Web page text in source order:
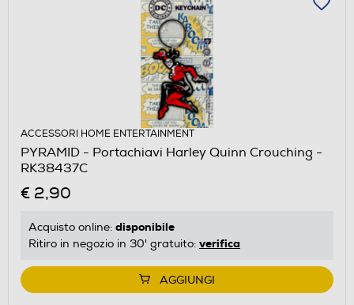
ACCESSORI HOME ENTERTAINMENT
PYRAMID - Portachiavi Harley Quinn Crouching -
RK38437C
€ 2,90
Acquisto online: disponibile
Ritiro in negozio in 30' gratuito: verifica
AGGIUNGI